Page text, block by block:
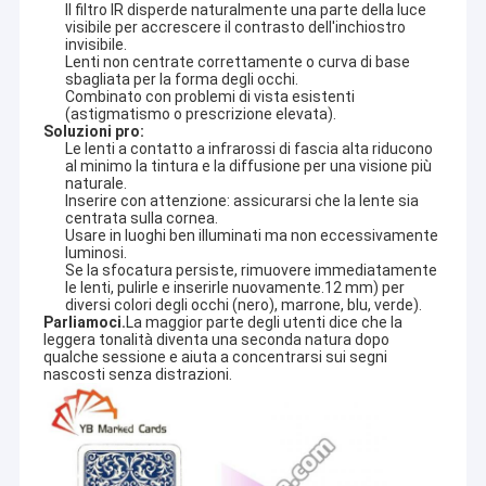
Giro della fabbrica
Controllo di qualità
Contattici
Notizie
Casi
Blog
Dispositivo di frode della mazza
Dispositivo dell'analizzatore della mazza
Lenti a contatto infrarosse
Il filtro IR disperde naturalmente una parte della luce
visibile per accrescere il contrasto dell'inchiostro
invisibile.
Lenti non centrate correttamente o curva di base
sbagliata per la forma degli occhi.
Combinato con problemi di vista esistenti
(astigmatismo o prescrizione elevata).
Soluzioni pro:
Le lenti a contatto a infrarossi di fascia alta riducono
al minimo la tintura e la diffusione per una visione più
naturale.
Inserire con attenzione: assicurarsi che la lente sia
centrata sulla cornea.
Usare in luoghi ben illuminati ma non eccessivamente
luminosi.
Se la sfocatura persiste, rimuovere immediatamente
le lenti, pulirle e inserirle nuovamente.12 mm) per
diversi colori degli occhi (nero), marrone, blu, verde).
Parliamoci.La maggior parte degli utenti dice che la
leggera tonalità diventa una seconda natura dopo
qualche sessione e aiuta a concentrarsi sui segni
nascosti senza distrazioni.
con inchiostro invisibile, dispositivi per imbrogliare al
baccarat e altri sistemi di imbroglio.
I nostri prodotti principali includono carte da gioco segnate con
inchiostro invisibile, analizzatori di poker, lenti a contatto per
carte segnate, telecamere per la scansione dei codici a barre,
tutti i tipi di dadi, tessere di Mahjong segnate, inchiostro
invisibile,software programmato per il Texas e l'Omaha, e
scarpe da poker, macchine da miscelazione per giochi di
baccarat e blackjack e così via -- facciamo tutti i tipi di
dispositivi di imbrogli per tutte le forme di gioco
d'azzardo.America, Giappone, Italia, Russia, Sud-Est asiatico, ci
sono anche molte filiali in India e molti altri paesi diversi.I
feedback dei nostri clienti su questi prodotti sono abbastanza
buoni a causa del prezzo ragionevole, buona qualità e ottimo
servizio.
Per i giochi che stiamo facendo: Texas Holdem (Poker), Omaha,
Baccarat, Blackjack, In Out game, Flush Game, Niuniu game,
Mahjong game, Taiwan Paigow game, Chinese poker, Vietnam
game,Gioco cambogiano e alcuni giochi locali, più del 90% dei
giochi può essere programmato.
Lavoriamo con l'Istituto Cinese di Elettronica per la ricerca e lo